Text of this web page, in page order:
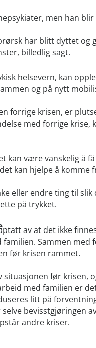
men han
har blitt dyttet og
billedlig sagt.
helsevern, kan
og på nytt
forrige krisen, er
med forrige
kan være vanskelig å
kan hjelpe å
eller endre ting til
på trykket.
av at det ikke
familien. Sammen
før krisen rammet.
situasjonen før krisen,
med familien er
litt på
bevisstgjøringen
andre kriser.